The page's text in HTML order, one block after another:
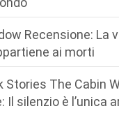
Recensione: La
ai morti
Stories The Cabin
Il silenzio è l’unica